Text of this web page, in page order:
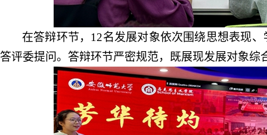
在答辩环节， 12名发展对象依次围绕思想表现、
答评委提问。答辩环节严密规范，既展现发展对象综